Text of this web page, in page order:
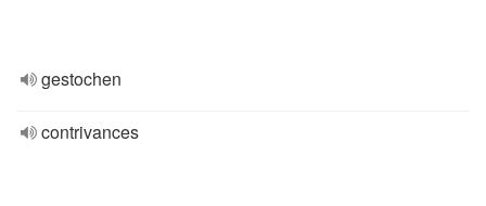
gestochen
contrivances